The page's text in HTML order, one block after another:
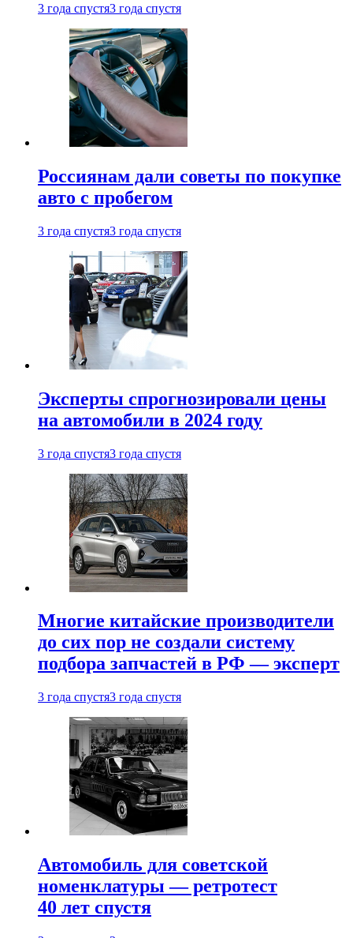
3 года спустя3 года спустя
Россиянам дали советы по покупке
авто с пробегом
3 года спустя3 года спустя
Эксперты спрогнозировали цены
на автомобили в 2024 году
3 года спустя3 года спустя
Многие китайские производители
до сих пор не создали систему
подбора запчастей в РФ — эксперт
3 года спустя3 года спустя
Автомобиль для советской
номенклатуры — ретротест
40 лет спустя